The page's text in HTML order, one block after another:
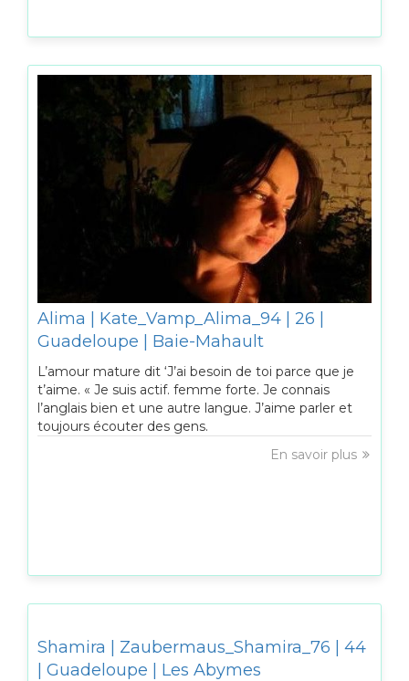
Alima | Kate_Vamp_Alima_94 | 26 |
Guadeloupe | Baie-Mahault
L’amour mature dit ‘J’ai besoin de toi parce que je
t’aime. « Je suis actif. femme forte. Je connais
l’anglais bien et une autre langue. J’aime parler et
toujours écouter des gens.
En savoir plus
Shamira | Zaubermaus_Shamira_76 | 44
| Guadeloupe | Les Abymes